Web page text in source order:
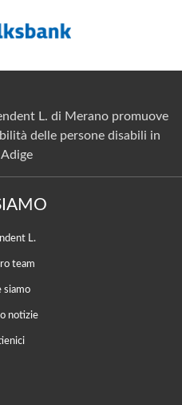
L. di Merano promuove
delle persone disabili in
L.
team
siamo
notizie